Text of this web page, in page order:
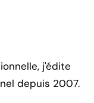
j'édite
depuis 2007.